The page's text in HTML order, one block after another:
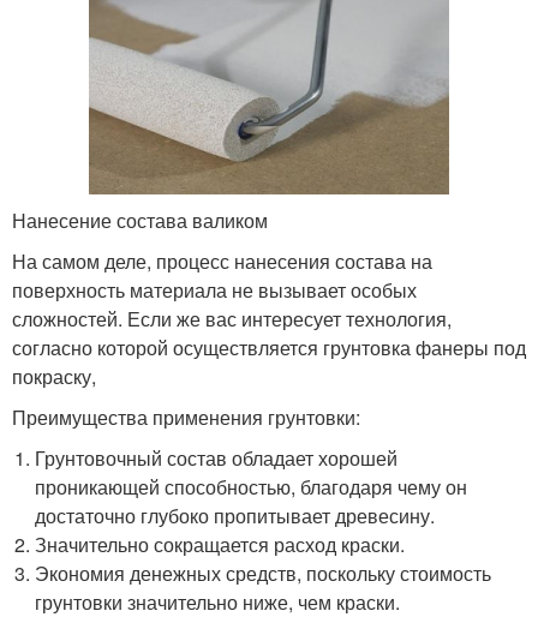
Нанесение состава валиком
На самом деле, процесс нанесения состава на
поверхность материала не вызывает особых
сложностей. Если же вас интересует технология,
согласно которой осуществляется грунтовка фанеры под
покраску,
Преимущества применения грунтовки:
Грунтовочный состав обладает хорошей
проникающей способностью, благодаря чему он
достаточно глубоко пропитывает древесину.
Значительно сокращается расход краски.
Экономия денежных средств, поскольку стоимость
грунтовки значительно ниже, чем краски.